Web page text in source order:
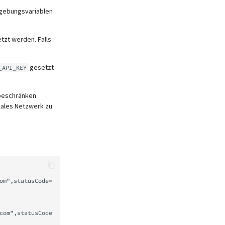
werden. Falls
gesetzt
Netzwerk zu